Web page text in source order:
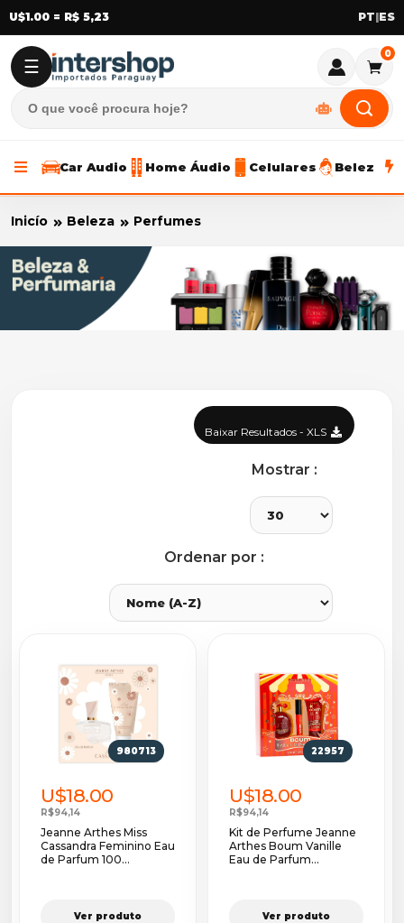
U$1.00 = R$ 5,23 |
☰
0
Car Audio Home Áudio Celulares Beleza
Inicío Beleza Perfumes
Baixar Resultados - XLS
Mostrar :
Ordenar por :
980713
U$18.00
R$94,14
Jeanne Arthes Miss
Cassandra Feminino Eau
de Parfum 100...
Ver produto
22957
U$18.00
R$94,14
Kit de Perfume Jeanne
Arthes Boum Vanille
Eau de Parfum...
Ver produto